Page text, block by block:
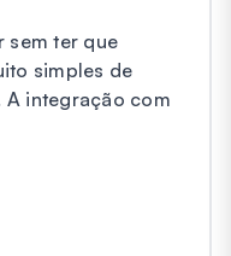
sem ter que
simples de
A integração com